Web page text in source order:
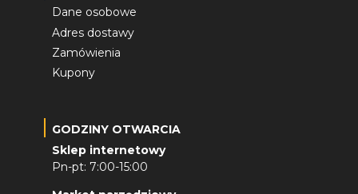
Dane osobowe
Adres dostawy
Zamówienia
Kupony
GODZINY OTWARCIA
Sklep internetowy
Pn-pt: 7:00-15:00